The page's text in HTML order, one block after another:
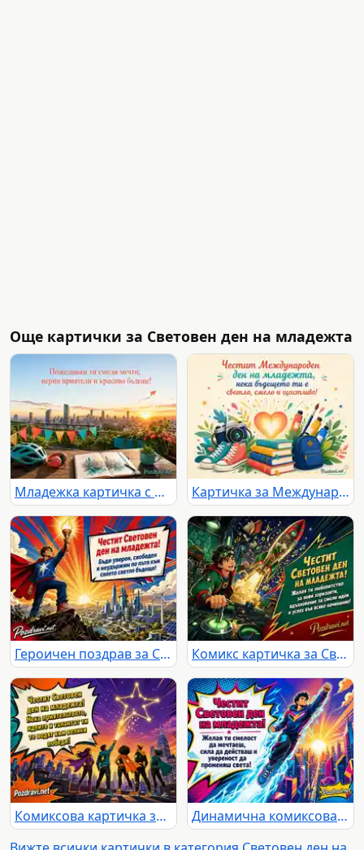
Още картички за Световен ден на младежта
Младежка картичка с изгрев, смели мечти и красиво бъдеще Картичка за Международния ден на младежта със светло и смело пожелание
Героичен поздрав за Световен ден на младежта със светло бъдеще Комикс картичка за Световен ден на младежта с млад изобретател
Комиксова картичка за Световен ден на младежта със светеща звезда
Динамична комиксова картичка за Световния ден на младежта